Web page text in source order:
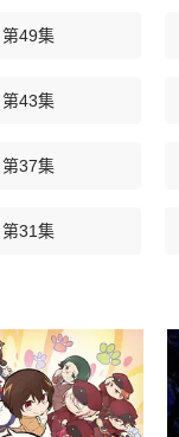
第49集
第43集
第37集
第31集
第19集
第13集